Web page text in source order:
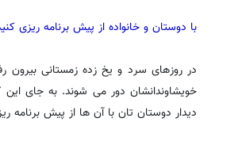
با دوستان و خانواده از پیش برنامه ریزی
در روزهای سرد و یخ زده زمستانی
خویشاوندانشان دور می شوند. به جای
دیدار دوستان تان با آن ها از پیش برنامه